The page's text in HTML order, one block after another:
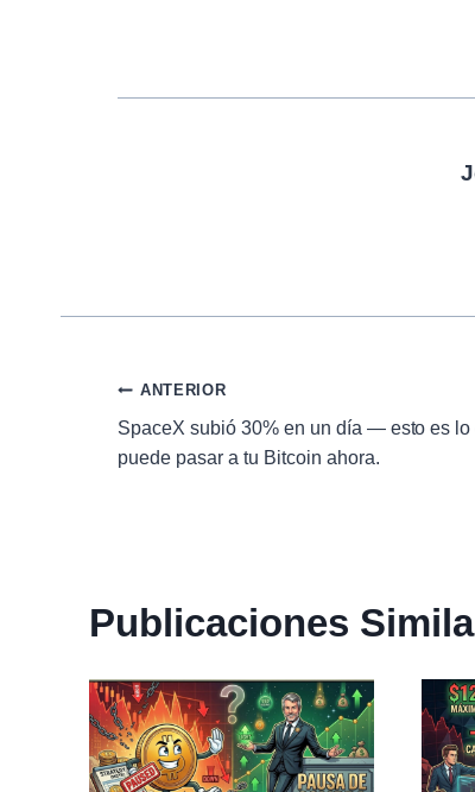
Navegación
de
ANTERIOR
SpaceX subió 30% en un día — esto es lo
puede pasar a tu Bitcoin ahora.
Publicaciones